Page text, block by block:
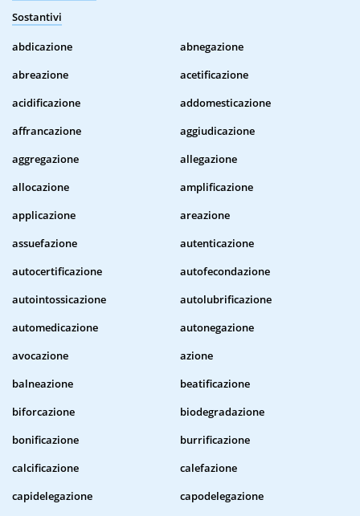
Sostantivi
abdicazione
abnegazione
abreazione
acetificazione
acidificazione
addomesticazione
affrancazione
aggiudicazione
aggregazione
allegazione
allocazione
amplificazione
applicazione
areazione
assuefazione
autenticazione
autocertificazione
autofecondazione
autointossicazione
autolubrificazione
automedicazione
autonegazione
avocazione
azione
balneazione
beatificazione
biforcazione
biodegradazione
bonificazione
burrificazione
calcificazione
calefazione
capidelegazione
capodelegazione